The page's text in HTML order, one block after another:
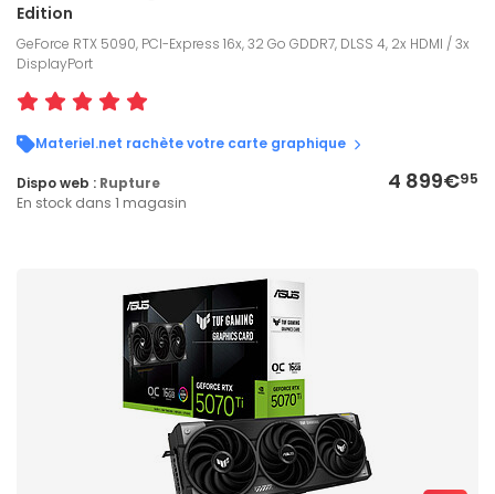
Edition
GeForce RTX 5090, PCI-Express 16x, 32 Go GDDR7, DLSS 4, 2x HDMI / 3x
DisplayPort
Materiel.net rachète votre carte graphique
4 899€95
Dispo web : Rupture
En stock dans 1 magasin